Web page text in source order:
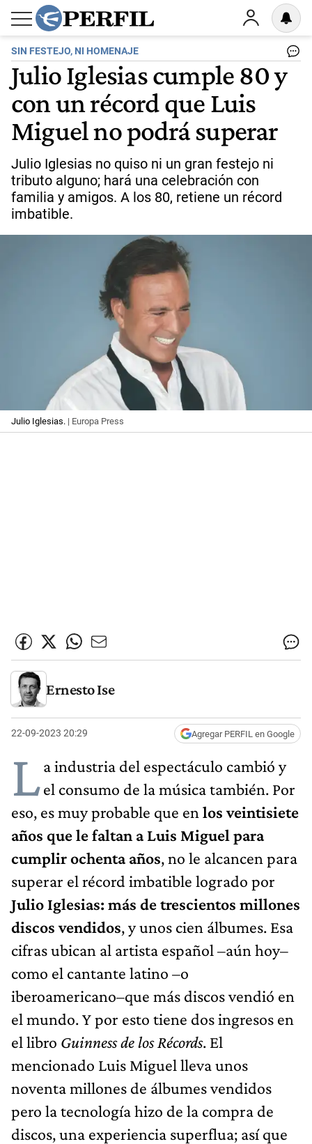
SIN FESTEJO, NI HOMENAJE
Julio Iglesias cumple 80 y
con un récord que Luis
Miguel no podrá superar
Julio Iglesias no quiso ni un gran festejo ni
tributo alguno; hará una celebración con
familia y amigos. A los 80, retiene un récord
imbatible.
Julio Iglesias. | Europa Press
Ernesto Ise
22-09-2023 20:29 Agregar PERFIL en Google
La industria del espectáculo cambió y
el consumo de la música también. Por
eso, es muy probable que en los veintisiete
años que le faltan a Luis Miguel para
cumplir ochenta años, no le alcancen para
superar el récord imbatible logrado por
Julio Iglesias: más de trescientos millones
discos vendidos, y unos cien álbumes. Esa
cifras ubican al artista español –aún hoy–
como el cantante latino –o
iberoamericano–que más discos vendió en
el mundo. Y por esto tiene dos ingresos en
el libro Guinness de los Récords. El
mencionado Luis Miguel lleva unos
noventa millones de álbumes vendidos
pero la tecnología hizo de la compra de
discos, una experiencia superflua; así que